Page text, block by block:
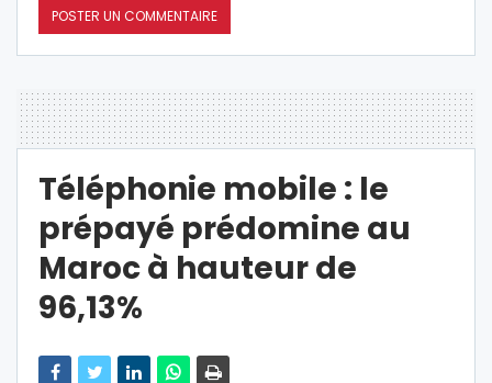
Téléphonie mobile : le
prépayé prédomine au
Maroc à hauteur de
96,13%